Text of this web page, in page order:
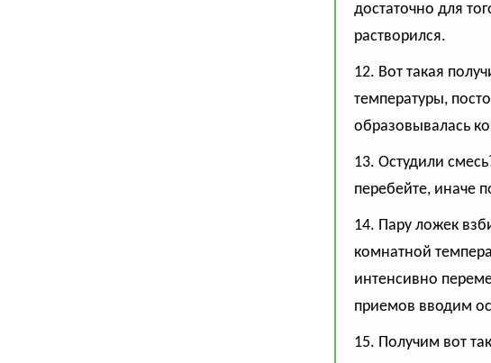
достаточно для
растворился.
12. Вот такая
температуры,
образовывалась
13. Остудили
перебейте, иначе
14. Пару ложек
комнатной
интенсивно
приемов вводим
15. Получим вот